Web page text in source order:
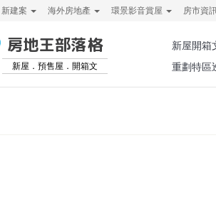
新建案 海外房地產 環景影音賞屋 房市資
房地王部落格
新屋．預售屋．開箱文
新屋開箱
重劃特區